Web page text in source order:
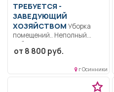
ТРЕБУЕТСЯ -
ЗАВЕДУЮЩИЙ
ХОЗЯЙСТВОМ
помещений.. Неполный
рабочий день/неполная
рабочая неделя..
от 8 800 руб.
г Осинники